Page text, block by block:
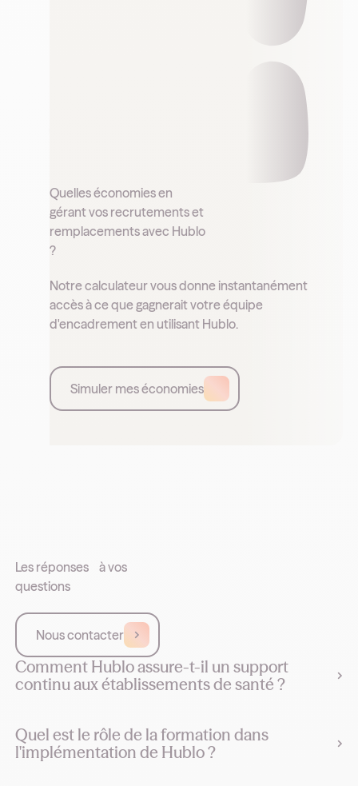
Quelles économies en
gérant vos recrutements et
remplacements avec Hublo
?
Notre calculateur vous donne instantanément
accès à ce que gagnerait votre équipe
d'encadrement en utilisant Hublo.
Simuler mes économies
Les réponses à vos
questions
Nous contacter
Comment Hublo assure-t-il un support
continu aux établissements de santé ?
Quel est le rôle de la formation dans
l'implémentation de Hublo ?